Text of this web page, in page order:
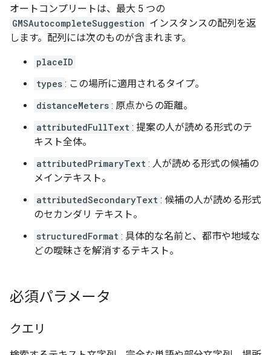
オートコンプリートは、最大 5 つの
GMSAutocompleteSuggestion インスタンスの配列を返
します。配列には次のものが含まれます。
placeID
types : この場所に適用されるタイプ。
distanceMeters : 原点からの距離。
attributedFullText : 提案の人が読める形式のテ
キスト全体。
attributedPrimaryText : 人が読める形式の候補の
メインテキスト。
attributedSecondaryText : 候補の人が読める形式
のセカンダリ テキスト。
structuredFormat : 具体的な名前と、都市や地域な
どの曖昧さを解消するテキスト。
必須パラメータ
クエリ